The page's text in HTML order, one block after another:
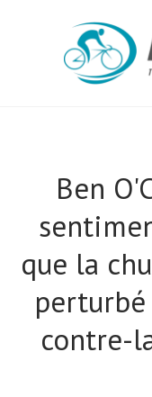
Ben
que la
contre-